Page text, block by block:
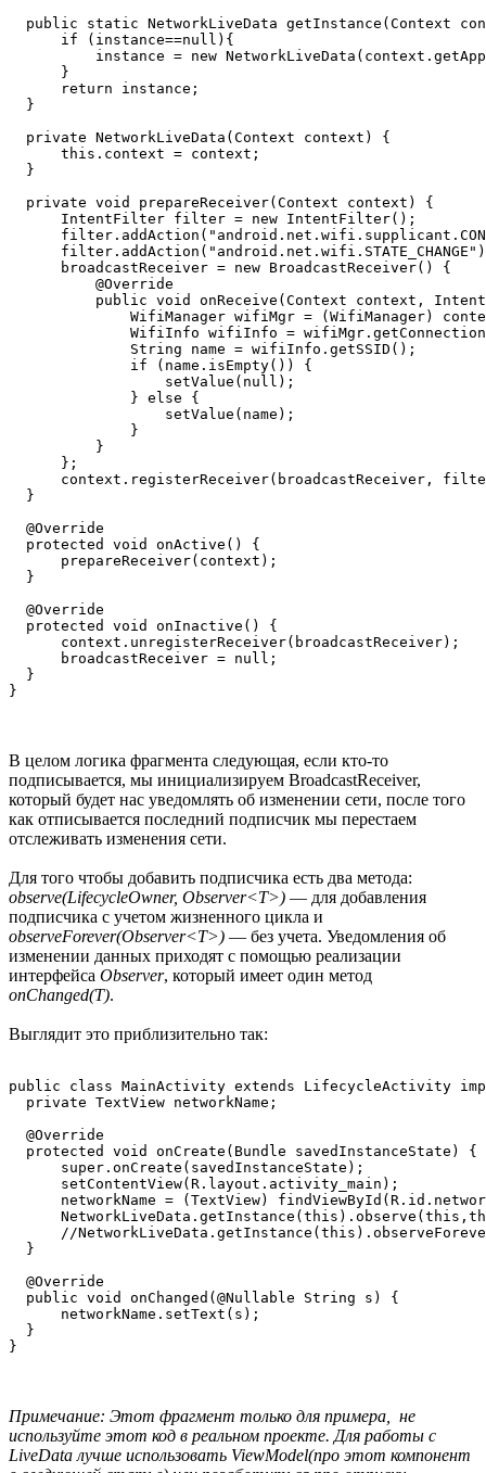
public static NetworkLiveData getInstance(Context
if (instance==null){
instance = new
}
return instance;
}
private NetworkLiveData(Context context) {
this.context = context;
}
private void prepareReceiver(Context context) {
IntentFilter filter = new IntentFilter();
broadcastReceiver = new BroadcastReceiver() {
@Override
public void onReceive(Context context,
WifiManager wifiMgr = (WifiManager)
WifiInfo wifiInfo =
String name = wifiInfo.getSSID();
if (name.isEmpty()) {
setValue(null);
} else {
setValue(name);
}
}
};
context.registerReceiver(broadcastReceiver,
}
@Override
protected void onActive() {
prepareReceiver(context);
}
@Override
protected void onInactive() {
context.unregisterReceiver(broadcastReceiver);
broadcastReceiver = null;
}
}
В целом логика фрагмента следующая, если кто-то
подписывается, мы инициализируем BroadcastReceiver,
который будет нас уведомлять об изменении сети, после того
как отписывается последний подписчик мы перестаем
отслеживать изменения сети.
Для того чтобы добавить подписчика есть два метода:
observe(LifecycleOwner, Observer<T>) — для добавления
подписчика с учетом жизненного цикла и
observeForever(Observer<T>) — без учета. Уведомления об
изменении данных приходят с помощью реализации
интерфейса Observer, который имеет один метод
onChanged(T).
Выглядит это приблизительно так:
public class MainActivity extends LifecycleActivity
private TextView networkName;
@Override
protected void onCreate(Bundle savedInstanceState) {
super.onCreate(savedInstanceState);
setContentView(R.layout.activity_main);
networkName = (TextView)
//
}
@Override
public void onChanged(@Nullable String s) {
networkName.setText(s);
}
}
Примечание: Этот фрагмент только для примера, не
используйте этот код в реальном проекте. Для работы с
LiveData лучше использовать ViewModel(про этот компонент